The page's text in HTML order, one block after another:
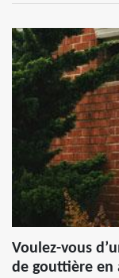
Voulez-vous
de gouttière en